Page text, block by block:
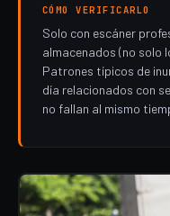
CÓMO VERIFICARLO
Solo con escáner
almacenados (no solo
Patrones típicos de
día relacionados con
no fallan al mismo